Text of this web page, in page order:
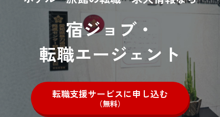
宿ジョブ・
転職エージェント
転職支援サービスに申し込む
（無料）